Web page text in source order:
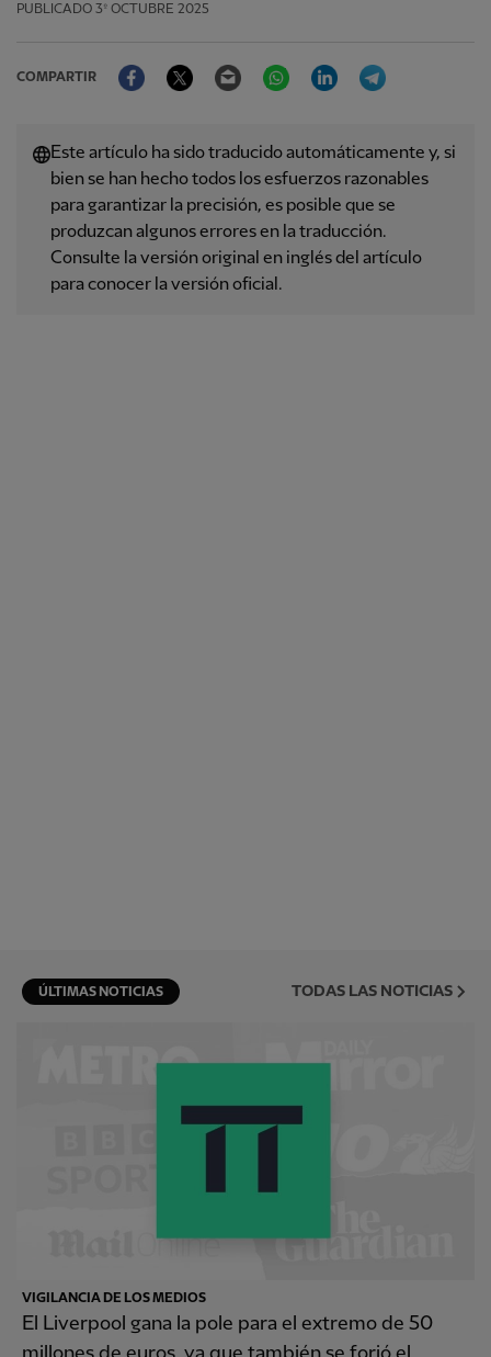
PUBLICADO 3º OCTUBRE 2025
COMPARTIR
FacebookTwitter Email WhatsAppLinkedIn
Este artículo ha sido traducido automáticamente y, si
bien se han hecho todos los esfuerzos razonables
para garantizar la precisión, es posible que se
produzcan algunos errores en la traducción.
Consulte la versión original en inglés del artículo
para conocer la versión oficial.
ÚLTIMAS NOTICIAS TODAS LAS NOTICIAS
VIGILANCIA DE LOS MEDIOS
El Liverpool gana la pole para el extremo de 50